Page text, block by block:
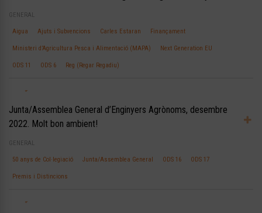
GENERAL
Aigua Ajuts i Subvencions Carles Estaran Finançament
Ministeri d’Agricultura Pesca i Alimentació (MAPA) Next Generation EU
ODS 11 ODS 6 Reg (Regar Regadiu)
Junta/Assemblea General d’Enginyers Agrònoms, desembre
2022. Molt bon ambient!
GENERAL
50 anys de Col·legiació Junta/Assemblea General ODS 16 ODS 17
Premis i Distincions